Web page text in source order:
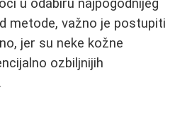
u odabiru najpogodnijeg
metode, važno je postupiti
jer su neke kožne
ozbiljnijih